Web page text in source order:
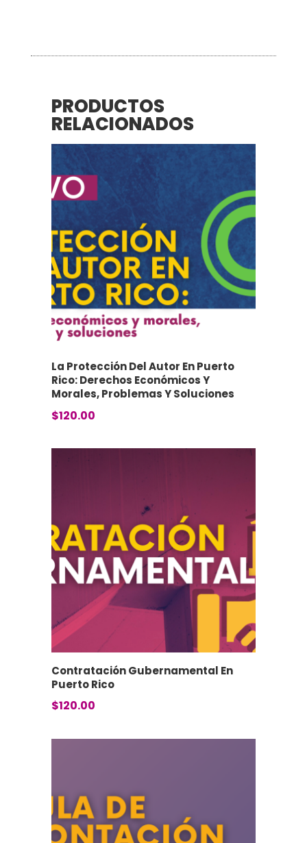
PRODUCTOS
RELACIONADOS
La Protección Del Autor En Puerto
Rico: Derechos Económicos Y
Morales, Problemas Y Soluciones
$120.00
Contratación Gubernamental En
Puerto Rico
$120.00